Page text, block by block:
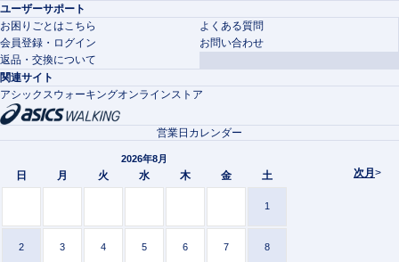
ユーザーサポート
お困りごとはこちら
よくある質問
会員登録・ログイン
お問い合わせ
返品・交換について
関連サイト
アシックスウォーキングオンラインストア
次月>
営業日カレンダー
2026年8月
日 月 火 水 木 金 土
1
2 3 4 5 6 7 8